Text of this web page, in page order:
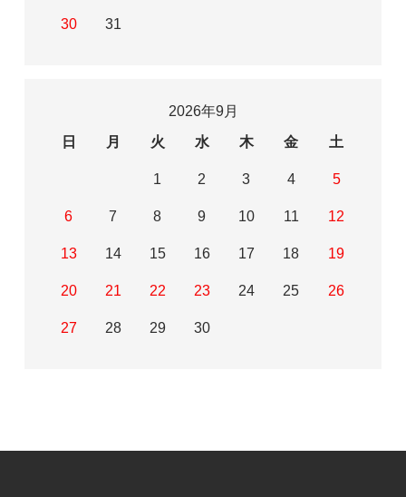
30 31
2026年9月
日
月 火 水 木 金 土
1 2 3 4 5
6 7 8 9 10 11 12
13 14 15 16 17 18 19
20 21 22 23 24 25 26
27 28 29 30